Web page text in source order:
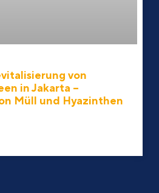
von
in Jakarta –
Müll und Hyazinthen